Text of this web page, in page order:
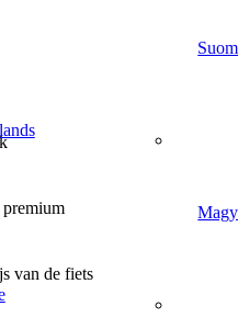
van de fiets